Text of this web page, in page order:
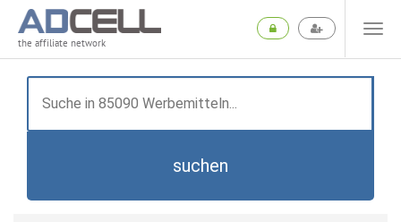
the affiliate network
suchen